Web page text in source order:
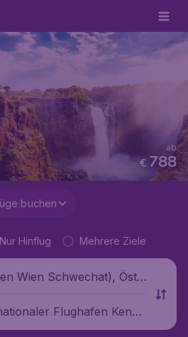
€788
ab
buchen
Nur Hinflug Mehrere Ziele
Wien Schwechat), Öste
Flughafen Kenne